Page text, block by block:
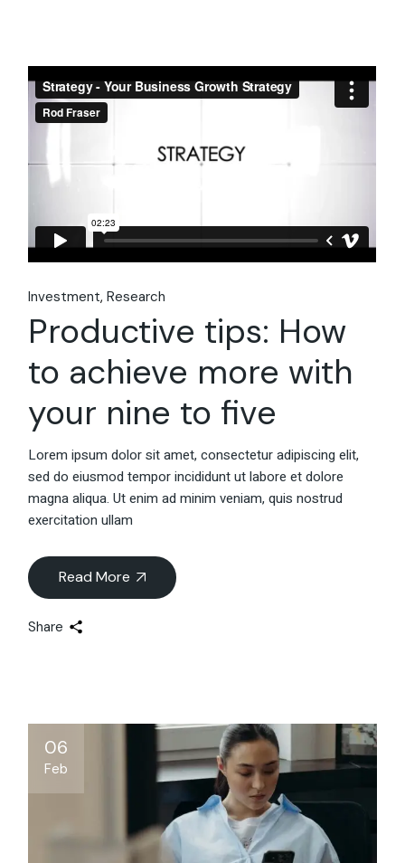
Investment Research
Productive tips: How
to achieve more with
your nine to five
Lorem ipsum dolor sit amet, consectetur adipiscing elit,
sed do eiusmod tempor incididunt ut labore et dolore
magna aliqua. Ut enim ad minim veniam, quis nostrud
exercitation ullam
Read More
Share
06
Feb